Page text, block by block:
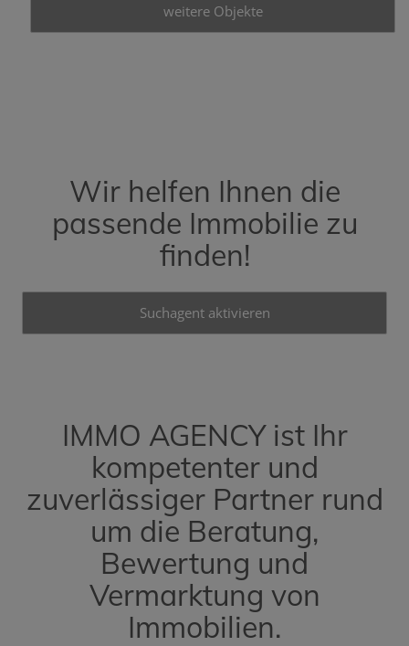
weitere Objekte
Wir helfen Ihnen die
passende Immobilie zu
finden!
Suchagent aktivieren
IMMO AGENCY ist Ihr
kompetenter und
zuverlässiger Partner rund
um die Beratung,
Bewertung und
Vermarktung von
Immobilien.